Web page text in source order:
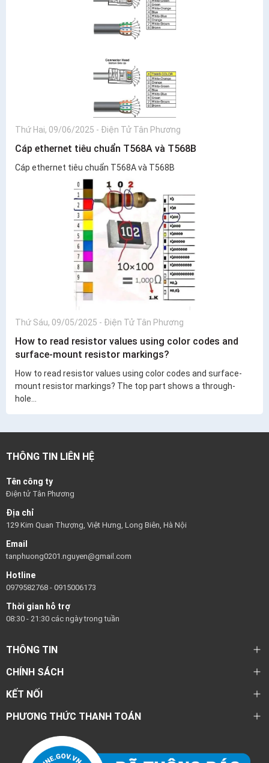
Thứ Hai, 09/06/2025 - Điện Tử Tân Phương
Cáp ethernet tiêu chuẩn T568A và T568B
Cáp ethernet tiêu chuẩn T568A và T568B
Thứ Sáu, 09/05/2025 - Điện Tử Tân Phương
How to read resistor values using color codes and
surface-mount resistor markings?
How to read resistor values using color codes and surface-
mount resistor markings? The top part shows a through-
hole...
THÔNG TIN LIÊN HỆ
Tên công ty
Điện tử Tân Phương
Địa chỉ
129 Kim Quan Thượng, Việt Hưng, Long Biên, Hà Nội
Email
tanphuong0201.nguyen@gmail.com
Hotline
0979582768 - 0915006173
Thời gian hỗ trợ
08:30 - 21:30 các ngày trong tuần
THÔNG TIN
CHÍNH SÁCH
KẾT NỐI
PHƯƠNG THỨC THANH TOÁN